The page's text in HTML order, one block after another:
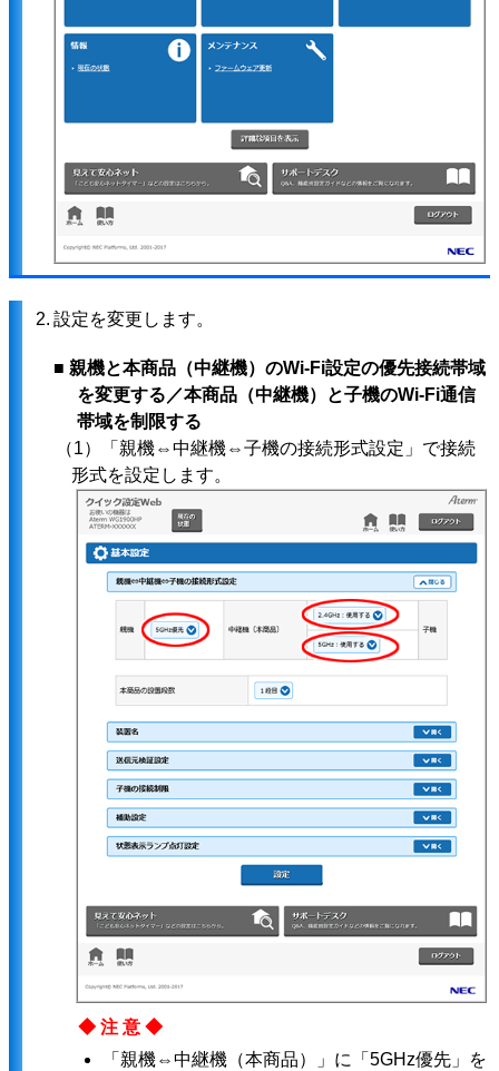
2. 設定を変更します。
■ 親機と本商品（中継機）のWi-Fi設定の優先接続帯域
を変更する／本商品（中継機）と子機のWi-Fi通信
帯域を制限する
（1）「親機⇔中継機⇔子機の接続形式設定」で接続
形式を設定します。
◆注意◆
「親機⇔中継機（本商品）」に「5GHz優先」を